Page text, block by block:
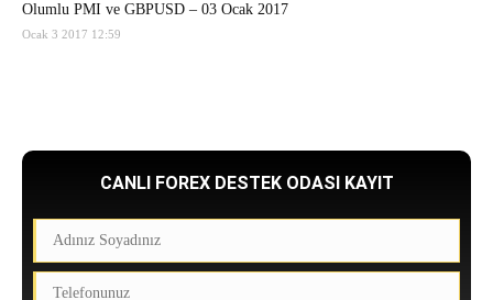
Olumlu PMI ve GBPUSD – 03 Ocak 2017
Ocak 3 2017 12:59
CANLI FOREX DESTEK ODASI KAYIT